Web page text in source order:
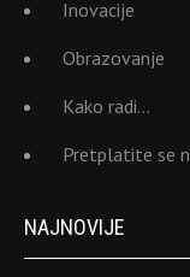
Inovacije
Obrazovanje
Kako radi…
Pretplatite se
NAJNOVIJE